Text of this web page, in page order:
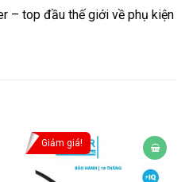
– top đầu thế giới về phụ kiện
Giảm giá!